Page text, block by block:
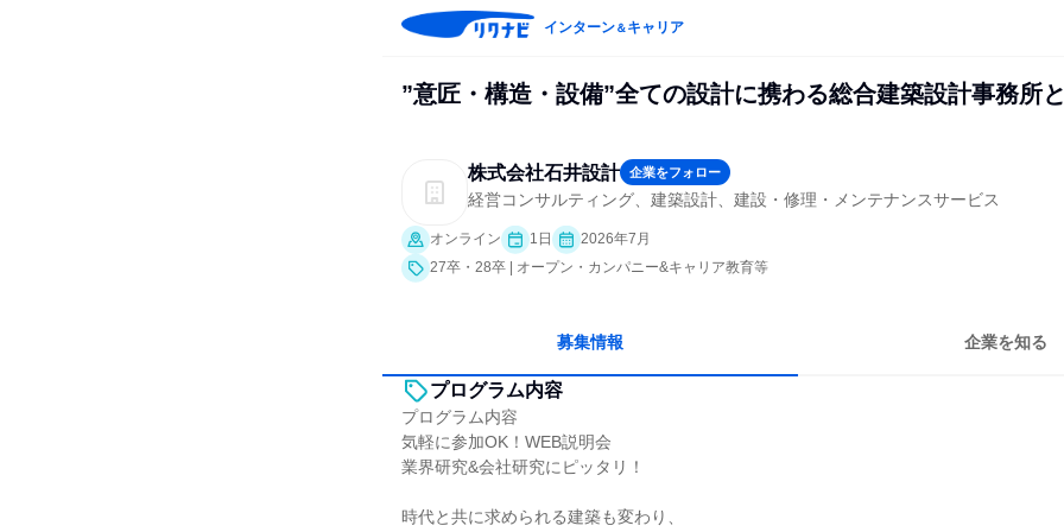
インターン＆キャリア
”意匠・構造・設備”全ての設計に携わる総合建築設計事務所
株式会社石井設計 企業をフォロー
経営コンサルティング、建築設計、建設・修理・メンテナンスサービス
オンライン 1日
2026年7月
27卒・28卒 | オープン・カンパニー&キャリア教育等
募集情報 企業を知る
プログラム内容
プログラム内容
気軽に参加OK！WEB説明会
業界研究&会社研究にピッタリ！
時代と共に求められる建築も変わり、